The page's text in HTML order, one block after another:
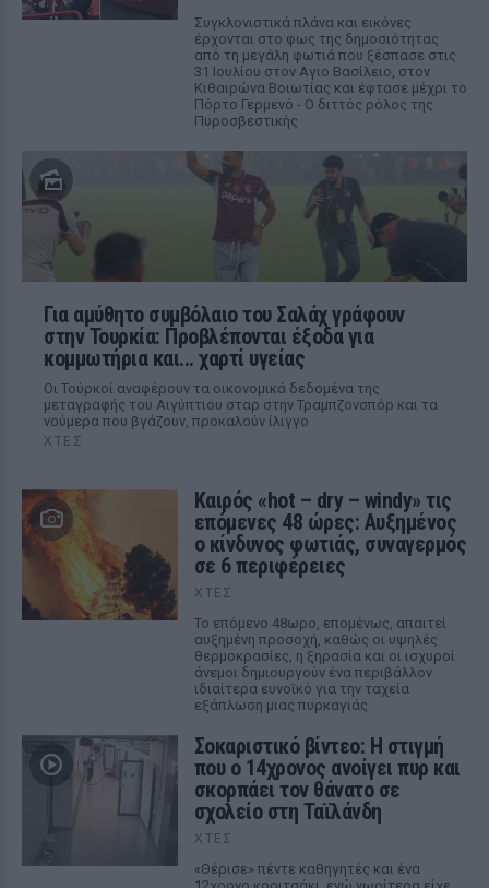
Συγκλονιστικά πλάνα και εικόνες
έρχονται στο φως της δημοσιότητας
από τη μεγάλη φωτιά που ξέσπασε στις
31 Ιουλίου στον Αγιο Βασίλειο, στον
Κιθαιρώνα Βοιωτίας και έφτασε μέχρι το
Πόρτο Γερμενό - Ο διττός ρόλος της
Πυροσβεστικής
Για αμύθητο συμβόλαιο του Σαλάχ γράφουν
στην Τουρκία: Προβλέπονται έξοδα για
κομμωτήρια και... χαρτί υγείας
Οι Τούρκοί αναφέρουν τα οικονομικά δεδομένα της
μεταγραφής του Αιγύπτιου σταρ στην Τραμπζονσπόρ και τα
νούμερα που βγάζουν, προκαλούν ίλιγγο
ΧΤΕΣ
Καιρός «hot – dry – windy» τις
επόμενες 48 ώρες: Αυξημένος
ο κίνδυνος φωτιάς, συναγερμός
σε 6 περιφέρειες
ΧΤΕΣ
Το επόμενο 48ωρο, επομένως, απαιτεί
αυξημένη προσοχή, καθώς οι υψηλές
θερμοκρασίες, η ξηρασία και οι ισχυροί
άνεμοι δημιουργούν ένα περιβάλλον
ιδιαίτερα ευνοϊκό για την ταχεία
εξάπλωση μιας πυρκαγιάς
Σοκαριστικό βίντεο: Η στιγμή
που ο 14χρονος ανοίγει πυρ και
σκορπάει τον θάνατο σε
σχολείο στη Ταϊλάνδη
ΧΤΕΣ
«Θέρισε» πέντε καθηγητές και ένα